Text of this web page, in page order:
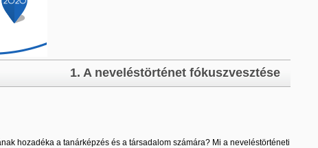
1. A neveléstörténet fókuszvesztése
hozadéka a tanárképzés és a társadalom számára? Mi a neveléstörténeti